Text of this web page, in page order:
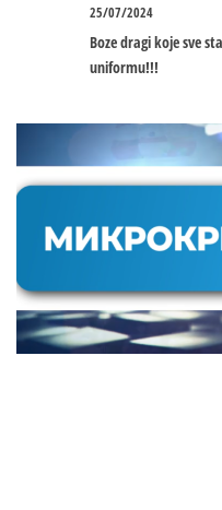
25/07/2024
Boze dragi koje sve
uniformu!!!